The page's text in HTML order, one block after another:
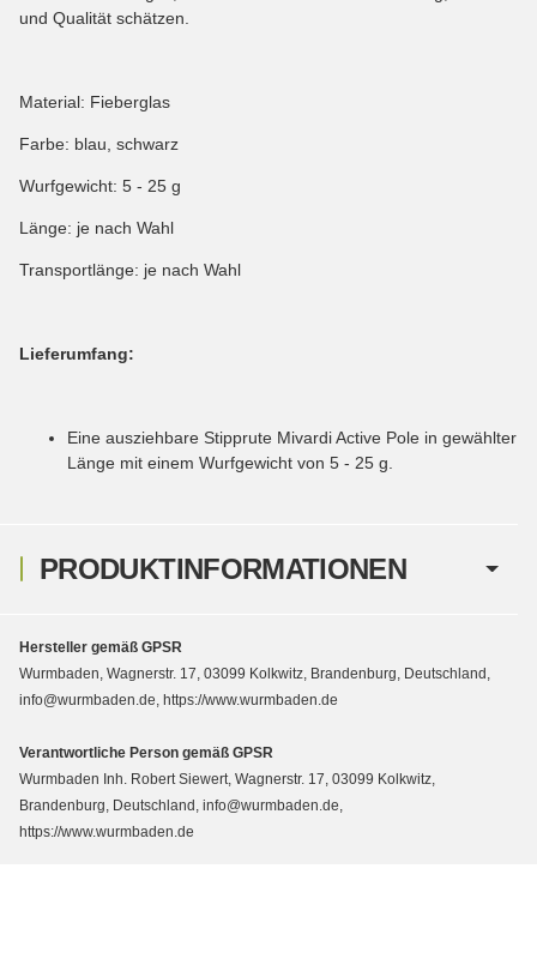
PRODUKTINFORMATIONEN
und Qualität schätzen.
Material: Fieberglas
Farbe: blau, schwarz
Wurfgewicht: 5 - 25 g
Länge: je nach Wahl
Transportlänge: je nach Wahl
Lieferumfang:
Eine ausziehbare Stipprute Mivardi Active Pole in gewählter
Länge mit einem Wurfgewicht von 5 - 25 g.
Hersteller gemäß GPSR
Wurmbaden, Wagnerstr. 17, 03099 Kolkwitz, Brandenburg, Deutschland,
info@wurmbaden.de, https://www.wurmbaden.de
Verantwortliche Person gemäß GPSR
Wurmbaden Inh. Robert Siewert, Wagnerstr. 17, 03099 Kolkwitz,
Brandenburg, Deutschland, info@wurmbaden.de,
https://www.wurmbaden.de